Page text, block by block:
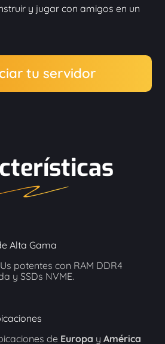
y jugar con amigos en un
tu servidor
Alta Gama
potentes con RAM DDR4
y SSDs NVME.
de Europa yAmérica